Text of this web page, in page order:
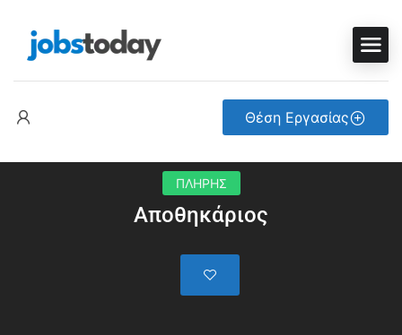
Θέση Εργασίας
ΠΛΗΡΗΣ
Αποθηκάριος